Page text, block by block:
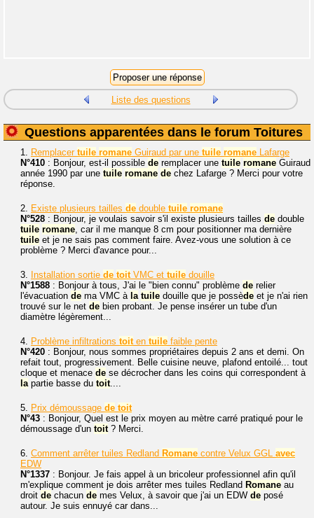
Liste des questions
Questions apparentées dans le forum Toitures
1. Remplacer tuile romane Guiraud par une tuile romane Lafarge
N°410 : Bonjour, est-il possible de remplacer une tuile romane Guiraud
année 1990 par une tuile romane de chez Lafarge ? Merci pour votre
réponse.
2. Existe plusieurs tailles de double tuile romane
N°528 : Bonjour, je voulais savoir s'il existe plusieurs tailles de double
tuile romane, car il me manque 8 cm pour positionner ma dernière
tuile et je ne sais pas comment faire. Avez-vous une solution à ce
problème ? Merci d'avance pour...
3. Installation sortie de toitVMC et tuile douille
N°1588 : Bonjour à tous, J'ai le "bien connu" problème de relier
l'évacuation de ma VMC à la tuile douille que je possède et je n'ai rien
trouvé sur le net de bien probant. Je pense insérer un tube d'un
diamètre légèrement...
4. Problème infiltrations toiten tuile faible pente
N°420 : Bonjour, nous sommes propriétaires depuis 2 ans et demi. On
refait tout, progressivement. Belle cuisine neuve, plafond entoilé... tout
cloque et menace de se décrocher dans les coins qui correspondent à
lapartie basse du toit....
5. Prix démoussage de toit
N°43 : Bonjour, Quel est le prix moyen au mètre carré pratiqué pour le
démoussage d'un toit? Merci.
6. Comment arrêter tuiles Redland Romane contre Velux GGL avec
EDW
N°1337 : Bonjour. Je fais appel à un bricoleur professionnel afin qu'il
m'explique comment je dois arrêter mes tuiles Redland Romane au
droit de chacun de mes Velux, à savoir que j'ai un EDW de posé
autour. Je suis ennuyé car dans...